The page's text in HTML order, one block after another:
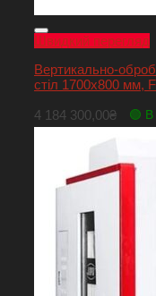
Швидкий перегляд
Вертикально-
стіл 1700х800 мм,
4 184 300,00₴ 🟢 В